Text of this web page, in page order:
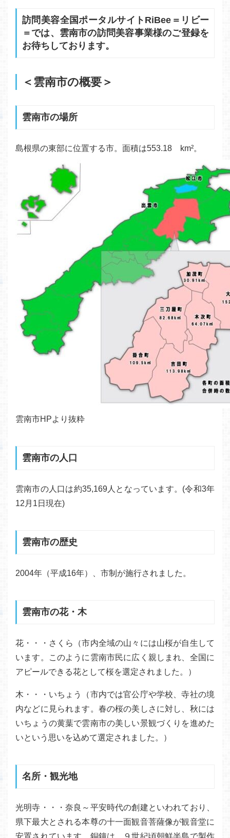
訪問美容全国ポータルサイトRiBee＝リビー
＝では、雲南市の訪問美容事業様のご登録を
お待ちしております。
＜雲南市の概要＞
雲南市の場所
島根県の東部に位置する市。面積は553.18 km²。
雲南市HPより抜粋
雲南市の人口
雲南市の人口は約35,169人となっています。(令和3年
12月1日現在)
雲南市の歴史
2004年（平成16年）、市制が施行されました。
雲南市の花・木
花・・・さくら（市内全域の山々には山桜が自生して
います。このように雲南市民に広く親しまれ、全国に
アピールできる花として桜を選定されました。）
木・・・いちょう（市内では官公庁や学校、寺社の境
内などに見られます。春の桜の美しさに対し、秋には
いちょうの黄葉で雲南市の美しい景観づくりを進めた
いという思いを込めて選定されました。）
名所・観光地
光明寺・・・奈良～平安時代の創建といわれており、
県下最大とされる本尊の十一面観音菩薩像が観音堂に